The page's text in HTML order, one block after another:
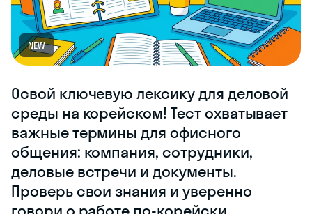
NEW
Освой ключевую лексику для деловой
среды на корейском! Тест охватывает
важные термины для офисного
общения: компания, сотрудники,
деловые встречи и документы.
Проверь свои знания и уверенно